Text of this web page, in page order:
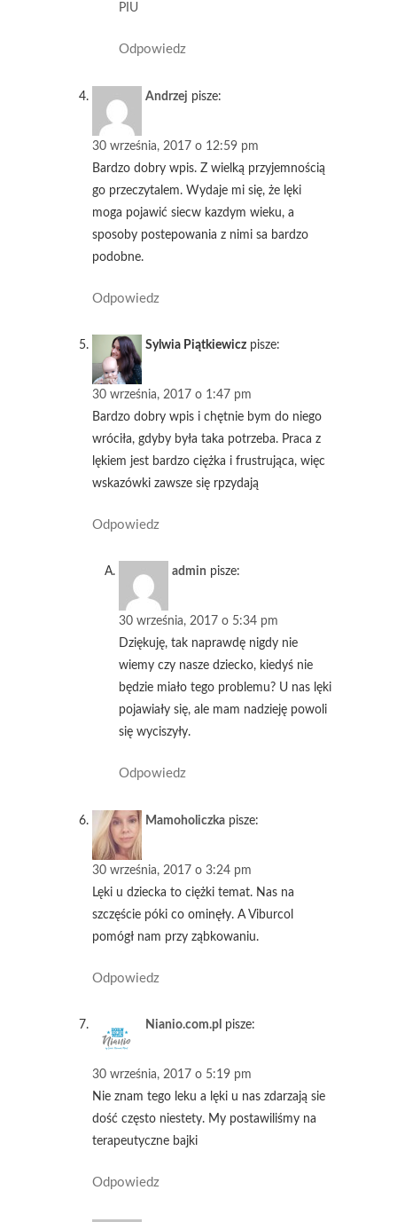
PIU
Odpowiedz
Andrzej pisze:
30 września, 2017 o 12:59 pm
Bardzo dobry wpis. Z wielką przyjemnością
go przeczytalem. Wydaje mi się, że lęki
moga pojawić siecw kazdym wieku, a
sposoby postepowania z nimi sa bardzo
podobne.
Odpowiedz
Sylwia Piątkiewicz pisze:
30 września, 2017 o 1:47 pm
Bardzo dobry wpis i chętnie bym do niego
wróciła, gdyby była taka potrzeba. Praca z
lękiem jest bardzo ciężka i frustrująca, więc
wskazówki zawsze się rpzydają
Odpowiedz
admin pisze:
30 września, 2017 o 5:34 pm
Dziękuję, tak naprawdę nigdy nie
wiemy czy nasze dziecko, kiedyś nie
będzie miało tego problemu? U nas lęki
pojawiały się, ale mam nadzieję powoli
się wyciszyły.
Odpowiedz
Mamoholiczka pisze:
30 września, 2017 o 3:24 pm
Lęki u dziecka to ciężki temat. Nas na
szczęście póki co ominęły. A Viburcol
pomógł nam przy ząbkowaniu.
Odpowiedz
Nianio.com.pl pisze:
30 września, 2017 o 5:19 pm
Nie znam tego leku a lęki u nas zdarzają sie
dość często niestety. My postawiliśmy na
terapeutyczne bajki
Odpowiedz